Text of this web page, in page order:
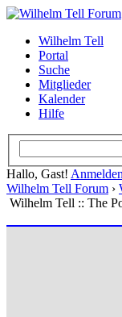
Wilhelm Tell
Portal
Suche
Mitglieder
Kalender
Hilfe
Hallo, Gast! Anmelden
Wilhelm Tell Forum ›
Wilhelm Tell :: The